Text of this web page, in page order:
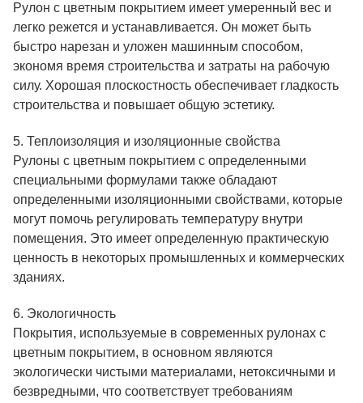
Рулон с цветным покрытием имеет умеренный вес и
легко режется и устанавливается. Он может быть
быстро нарезан и уложен машинным способом,
экономя время строительства и затраты на рабочую
силу. Хорошая плоскостность обеспечивает гладкость
строительства и повышает общую эстетику.
5. Теплоизоляция и изоляционные свойства
Рулоны с цветным покрытием с определенными
специальными формулами также обладают
определенными изоляционными свойствами, которые
могут помочь регулировать температуру внутри
помещения. Это имеет определенную практическую
ценность в некоторых промышленных и коммерческих
зданиях.
6. Экологичность
Покрытия, используемые в современных рулонах с
цветным покрытием, в основном являются
экологически чистыми материалами, нетоксичными и
безвредными, что соответствует требованиям